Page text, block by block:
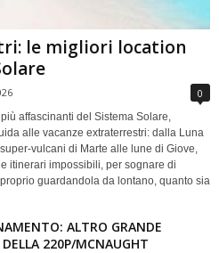
le migliori location
0
affascinanti del Sistema Solare,
alle vacanze extraterrestri: dalla Luna
vulcani di Marte alle lune di Giove,
itinerari impossibili, per sognare di
guardandola da lontano, quanto sia
ALTRO GRANDE
220P/MCNAUGHT